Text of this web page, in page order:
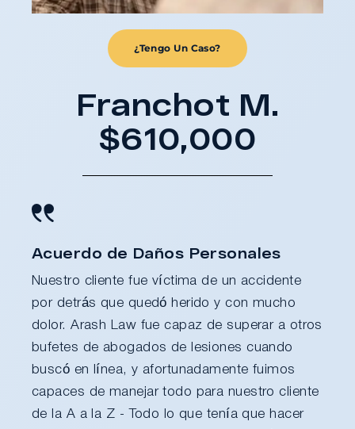
¿Tengo Un Caso?
Franchot M.
$610,000
Acuerdo de Daños Personales
Nuestro cliente fue víctima de un accidente
por detrás que quedó herido y con mucho
dolor. Arash Law fue capaz de superar a otros
bufetes de abogados de lesiones cuando
buscó en línea, y afortunadamente fuimos
capaces de manejar todo para nuestro cliente
de la A a la Z - Todo lo que tenía que hacer